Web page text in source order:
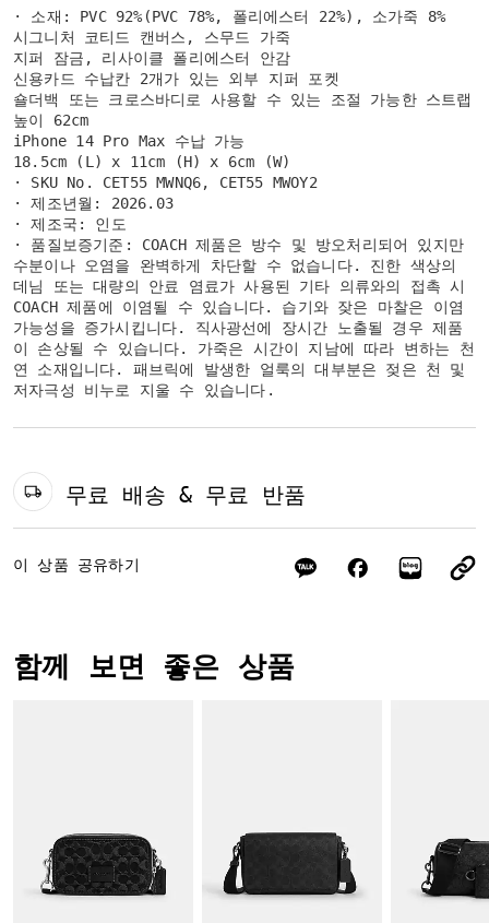
· 소재: PVC 92%(PVC 78%, 폴리에스터 22%), 소가죽 8%
시그니처 코티드 캔버스, 스무드 가죽
지퍼 잠금, 리사이클 폴리에스터 안감
신용카드 수납칸 2개가 있는 외부 지퍼 포켓
숄더백 또는 크로스바디로 사용할 수 있는 조절 가능한 스트랩
높이 62cm
iPhone 14 Pro Max 수납 가능
18.5cm (L) x 11cm (H) x 6cm (W)
· SKU No. CET55 MWNQ6, CET55 MWOY2
· 제조년월: 2026.03
· 제조국: 인도
· 품질보증기준: COACH 제품은 방수 및 방오처리되어 있지만
수분이나 오염을 완벽하게 차단할 수 없습니다. 진한 색상의
데님 또는 대량의 안료 염료가 사용된 기타 의류와의 접촉 시
COACH 제품에 이염될 수 있습니다. 습기와 잦은 마찰은 이염
가능성을 증가시킵니다. 직사광선에 장시간 노출될 경우 제품
이 손상될 수 있습니다. 가죽은 시간이 지남에 따라 변하는 천
연 소재입니다. 패브릭에 발생한 얼룩의 대부분은 젖은 천 및
저자극성 비누로 지울 수 있습니다.
무료 배송 & 무료 반품
이 상품 공유하기
함께 보면 좋은 상품